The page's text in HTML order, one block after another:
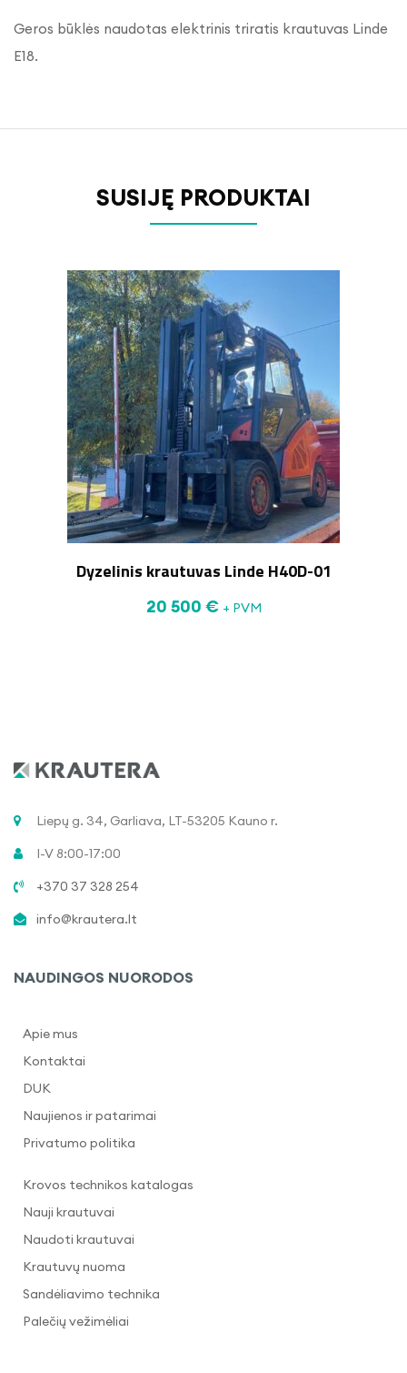
Geros būklės naudotas elektrinis triratis krautuvas Linde
E18.
SUSIJĘ PRODUKTAI
Dyzelinis krautuvas Linde H40D-01
20 500 € + PVM
Liepų g. 34, Garliava, LT-53205 Kauno r.
I-V 8:00-17:00
+370 37 328 254
info@krautera.lt
NAUDINGOS NUORODOS
Apie mus
Kontaktai
DUK
Naujienos ir patarimai
Privatumo politika
Krovos technikos katalogas
Nauji krautuvai
Naudoti krautuvai
Krautuvų nuoma
Sandėliavimo technika
Palečių vežimėliai